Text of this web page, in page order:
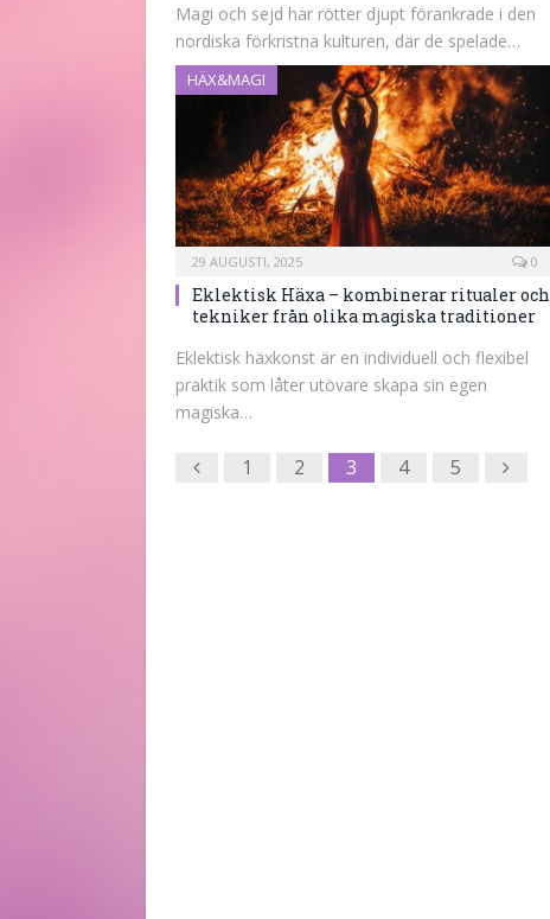
Magi och sejd har rötter djupt förankrade i den
nordiska förkristna kulturen, där de spelade…
HÄX&MAGI
29 AUGUSTI, 2025 0
Eklektisk Häxa – kombinerar ritualer och
tekniker från olika magiska traditioner
Eklektisk häxkonst är en individuell och flexibel
praktik som låter utövare skapa sin egen
magiska…
Previous
1 2 3 4 5 Next